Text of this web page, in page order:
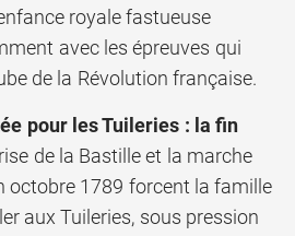
royale fastueuse
avec les épreuves qui
de la Révolution française.
pour les Tuileries : la fin
de la Bastille et la marche
octobre 1789 forcent la famille
aux Tuileries, sous pression